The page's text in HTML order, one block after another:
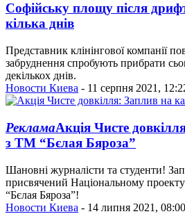
Софійську площу після
кілька днів
Представник клінінгової компанії
забруднення спробують прибрати
декількох днів.
Новости Киева - 11 серпня 2021,
РекламаАкція Чисте
з ТМ “Бєлая Бяроза”
Шановні журналісти та студенти!
присвячений Національному
“Бєлая Бяроза”!
Новости Киева - 14 липня 2021, 08:00